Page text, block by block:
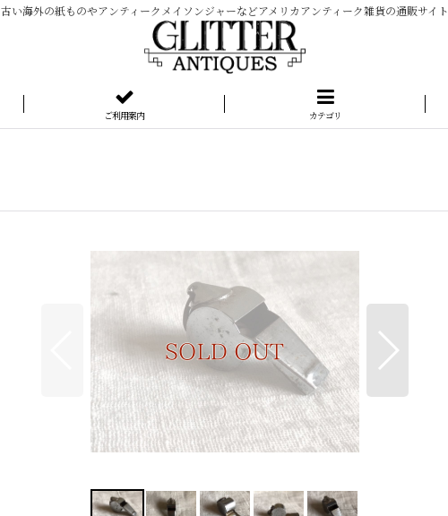
古い海外の紙ものやアンティークメイソンジャーなどアメリカアンティーク雑貨の通販サイト
ご利用案内 カテゴリ